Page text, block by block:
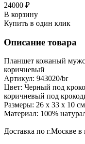
24000 ₽
В корзину
Купить в один клик
Описание товара
Планшет кожаный
коричневый
Артикул: 943020/br
Цвет: Черный под
коричневый под
Размеры: 26 х 33 х 10 см
Материал: 100%
Доставка по г.Москве